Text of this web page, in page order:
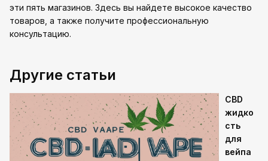
эти пять магазинов. Здесь вы найдете высокое качество
товаров, а также получите профессиональную
консультацию.
Другие статьи
CBD
жидко
сть
для
вейпа